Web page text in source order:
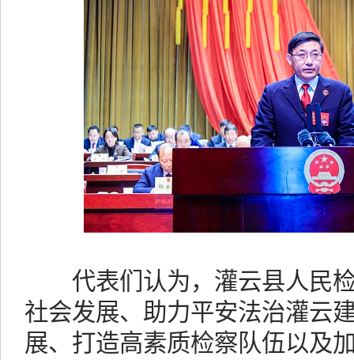
代表们认为，灌云县人民检
社会发展、助力平安法治灌云
展、打造高素质检察队伍以及